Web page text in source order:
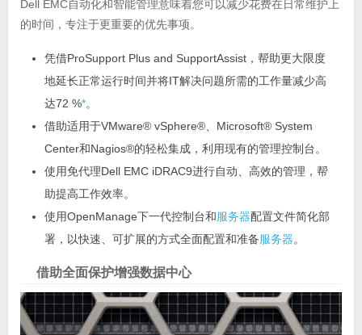
Dell EMC自动化和智能管理意味着您可以减少花费在日常维护上
的时间，专注于更重要的优先事项。
凭借ProSupport Plus and SupportAssist，帮助更大限度
地延长正常运行时间并将IT解决问题所需的工作量减少高
达72 %*。
借助适用于VMware® vSphere®、Microsoft® System
Center和Nagios®的轻松集成，利用现有的管理控制台。
使用免代理Dell EMC iDRAC9进行自动、高效的管理，帮
助提高工作效率。
使用OpenManage下一代控制台和服务器配置文件简化部
署，以快速、可扩展的方式全面配置和准备服务器。
借助全面保护增强数据中心